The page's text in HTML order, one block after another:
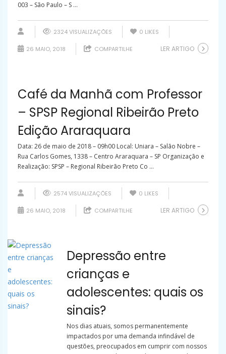
003 – São Paulo – S ...
2324 VISUALIZAÇÕES 0 LIKES
26 MAIO, 2018 COMPARTILHE LER ARTIGO
Café da Manhã com Professor
– SPSP Regional Ribeirão Preto
Edição Araraquara
Data: 26 de maio de 2018 – 09h00 Local: Uniara – Salão Nobre –
Rua Carlos Gomes, 1338 – Centro Araraquara – SP Organização e
Realização: SPSP – Regional Ribeirão Preto Co ...
2574 VISUALIZAÇÕES 0 LIKES
26 MAIO, 2018 COMPARTILHE LER ARTIGO
Depressão entre
crianças e
adolescentes: quais os
sinais?
Nos dias atuais, somos permanentemente
impactados por uma demanda infindável de
questões, preocupados em cumprir com nossos